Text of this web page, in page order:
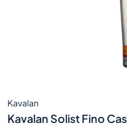
Kavalan
Kavalan Solist Fino